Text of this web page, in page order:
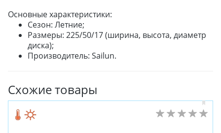
Основные характеристики:
Сезон: Летние;
Размеры: 225/50/17 (ширина, высота, диаметр
диска);
Производитель: Sailun.
Схожие товары